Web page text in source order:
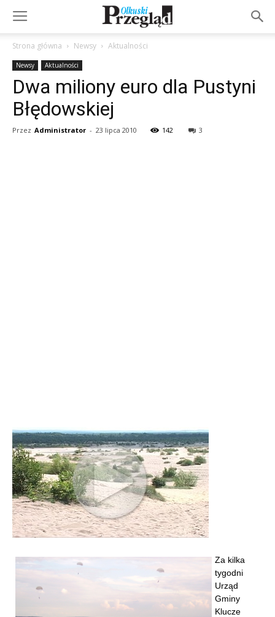
Strona główna Newsy Aktualności
Newsy Aktualności
Dwa miliony euro dla Pustyni
Błędowskiej
Przez Administrator - 23 lipca 2010 142 3
Za kilka
tygodni
Urząd
Gminy
Klucze